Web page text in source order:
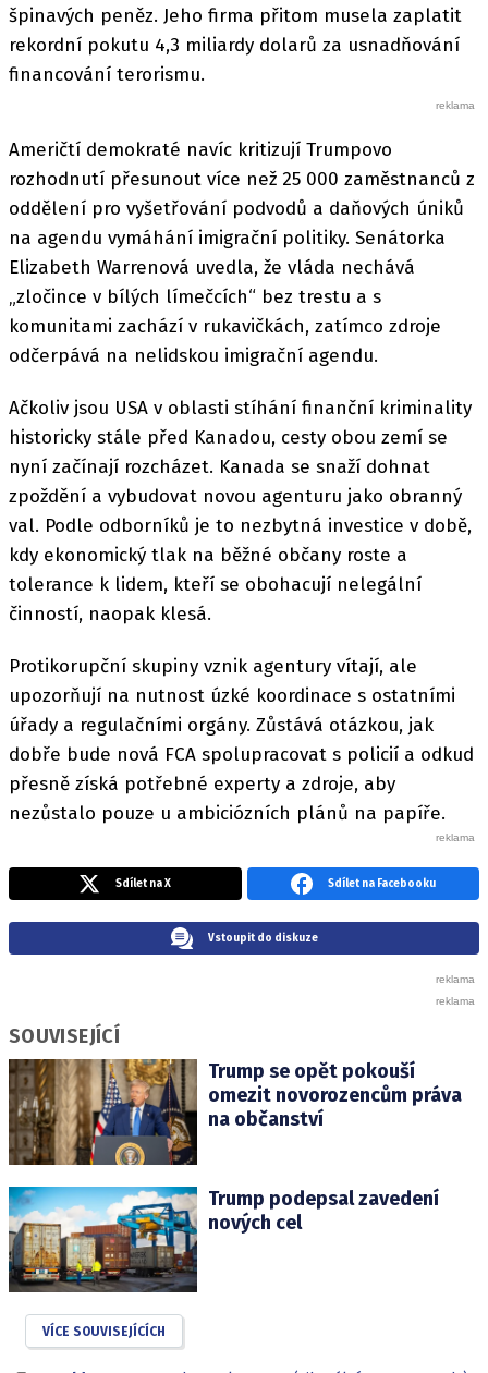
špinavých peněz. Jeho firma přitom musela zaplatit
rekordní pokutu 4,3 miliardy dolarů za usnadňování
financování terorismu.
Američtí demokraté navíc kritizují Trumpovo
rozhodnutí přesunout více než 25 000 zaměstnanců z
oddělení pro vyšetřování podvodů a daňových úniků
na agendu vymáhání imigrační politiky. Senátorka
Elizabeth Warrenová uvedla, že vláda nechává
„zločince v bílých límečcích“ bez trestu a s
komunitami zachází v rukavičkách, zatímco zdroje
odčerpává na nelidskou imigrační agendu.
Ačkoliv jsou USA v oblasti stíhání finanční kriminality
historicky stále před Kanadou, cesty obou zemí se
nyní začínají rozcházet. Kanada se snaží dohnat
zpoždění a vybudovat novou agenturu jako obranný
val. Podle odborníků je to nezbytná investice v době,
kdy ekonomický tlak na běžné občany roste a
tolerance k lidem, kteří se obohacují nelegální
činností, naopak klesá.
Protikorupční skupiny vznik agentury vítají, ale
upozorňují na nutnost úzké koordinace s ostatními
úřady a regulačními orgány. Zůstává otázkou, jak
dobře bude nová FCA spolupracovat s policií a odkud
přesně získá potřebné experty a zdroje, aby
nezůstalo pouze u ambiciózních plánů na papíře.
Sdílet na X Sdílet na Facebooku
Vstoupit do diskuze
SOUVISEJÍCÍ
Trump se opět pokouší
omezit novorozencům práva
na občanství
Trump podepsal zavedení
nových cel
VÍCE SOUVISEJÍCÍCH